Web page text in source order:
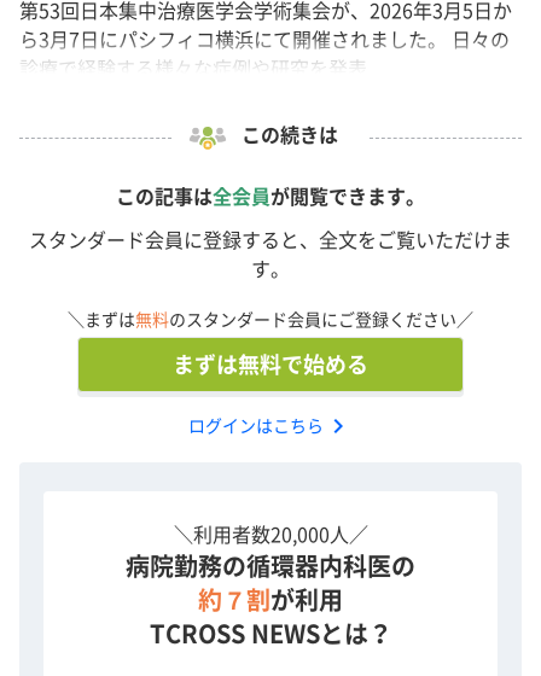
第53回日本集中治療医学会学術集会が、2026年3月5日か
ら3月7日にパシフィコ横浜にて開催されました。 日々の
診療で経験する様々な症例や研究を発表...
この続きは
この記事は全会員が閲覧できます。
スタンダード会員に登録すると、全文をご覧いただけま
す。
＼まずは無料のスタンダード会員にご登録ください／
まずは無料で始める
ログインはこちら chevron_right
＼利用者数20,000人／
病院勤務の循環器内科医の
約７割 が利用
TCROSS NEWSとは？